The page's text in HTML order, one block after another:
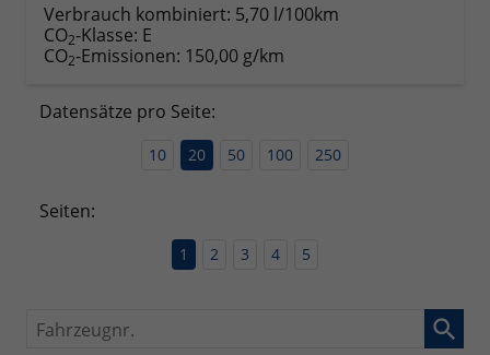
Verbrauch kombiniert: 5,70 l/100km
CO2-Klasse: E
CO2-Emissionen: 150,00 g/km
Datensätze pro Seite:
10 20 50 100 250
Seiten:
1 2 3 4 5
Fahrzeugnr.